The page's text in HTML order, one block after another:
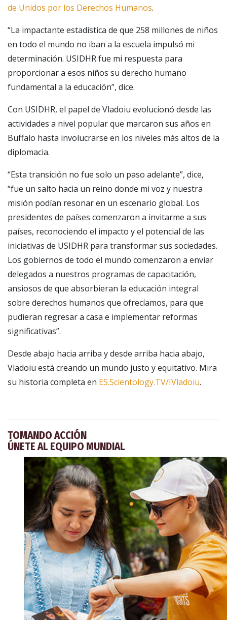
de Unidos por los Derechos Humanos.
“La impactante estadística de que 258 millones de niños
en todo el mundo no iban a la escuela impulsó mi
determinación. USIDHR fue mi respuesta para
proporcionar a esos niños su derecho humano
fundamental a la educación”, dice.
Con USIDHR, el papel de Vladoiu evolucionó desde las
actividades a nivel popular que marcaron sus años en
Buffalo hasta involucrarse en los niveles más altos de la
diplomacia.
“Esta transición no fue solo un paso adelante”, dice,
“fue un salto hacia un reino donde mi voz y nuestra
misión podían resonar en un escenario global. Los
presidentes de países comenzaron a invitarme a sus
países, reconociendo el impacto y el potencial de las
iniciativas de USIDHR para transformar sus sociedades.
Los gobiernos de todo el mundo comenzaron a enviar
delegados a nuestros programas de capacitación,
ansiosos de que absorbieran la educación integral
sobre derechos humanos que ofrecíamos, para que
pudieran regresar a casa e implementar reformas
significativas”.
Desde abajo hacia arriba y desde arriba hacia abajo,
Vladoiu está creando un mundo justo y equitativo. Mira
su historia completa en ES.Scientology.TV/IVladoiu.
TOMANDO ACCIÓN
ÚNETE AL EQUIPO MUNDIAL